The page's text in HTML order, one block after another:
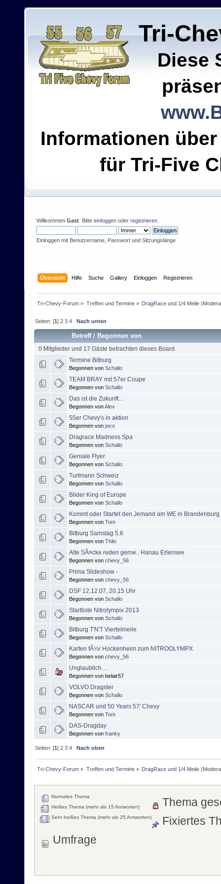
Tri-
Diese
Informationen
für Tri-Five
Willkommen Gast . Bitte einloggen oder registrieren
Einloggen mit Benutzername, Passwort und Sitzungslänge
Übersicht Hilfe Suche Gallery Einloggen Registrieren
Tri-Chevy-Forum » Treffen und Termine» DragRace und 1/4 Meile
Seiten: [1]2 3 4 Nach unten
Betreff/ Begonnen von
0 Mitglieder und 17 Gäste betrachten dieses Board.
Termine Bitburg
Begonnen von Schallo
TEAM BRAY mit 57er Coupe
Begonnen von Schallo
Das ist die Zukunft...
Begonnen vonAlex
55er Chevy's in aktion
Begonnen von joco
Dragrace Madness Spa
Begonnen von Schallo
Geniale Flyer
Begonnen von Schallo
Turtmann Schweiz
Begonnen von Schallo
Bilder King of Europe
Begonnen von Schallo
Kommt oder Startet den Jemand am WE in Brandenburg
Begonnen von Tom
Bitburg Samstag 5.6
Begonnen von Thilo
Alte SÃ¤cke reden gerne.. Hanau Erlensee
Begonnen von chevy_56
Prima Slideshow -
Begonnen von chevy_56
DSF 12.12.07, 20.15 Uhr
Begonnen von Schallo
Startliste Nitrolympix 2013
Begonnen von Schallo
Bitburg T'N'T Viertelmeile
Begonnen von Schallo
Karten fÃ¼r Hockenheim zum NITROOLYMPX
Begonnen von chevy_56
Unglaublich ...
Begonnen von belair57
VOLVO Dragster
Begonnen von Schallo
NASCAR und 50 Years 57' Chevy
Begonnen von Tom
DAS-Dragday
Begonnen von franky
Seiten: [1]2 3 4 Nach oben
Tri-Chevy-Forum » Treffen und Termine» DragRace und 1/4 Meile
Normales Thema
Heißes Thema (mehr als 15 Antworten)
Sehr heißes Thema (mehr als 25 Antworten)
Thema
Fixiertes
Umfrage